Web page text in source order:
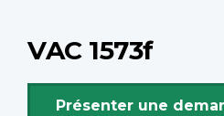
VAC 1573f
Présenter une